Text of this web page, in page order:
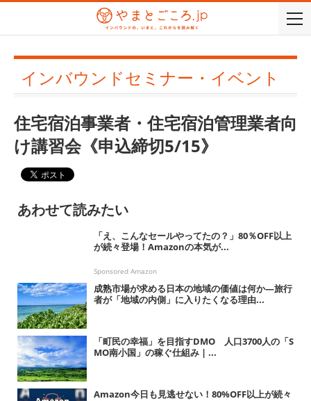
インバウンドセミナー・イベント
住宅宿泊事業者・住宅宿泊管理業者向
け講習会《申込締切5/15》
あわせて読みたい
「え、こんなセールやってたの？」80％OFF以上
が続々登場！Amazonの本気が...
Sponsored Amazon
成熟市場が求める日本の地域の価値は何か―旅行
者が「地域の内側」に入りたくなる理由...
「町民の幸福」を目指すDMO 人口3700人の「S
MO南小国」の稼ぐ仕組み | ...
Amazon今日も見逃せない！80%OFF以上が続々